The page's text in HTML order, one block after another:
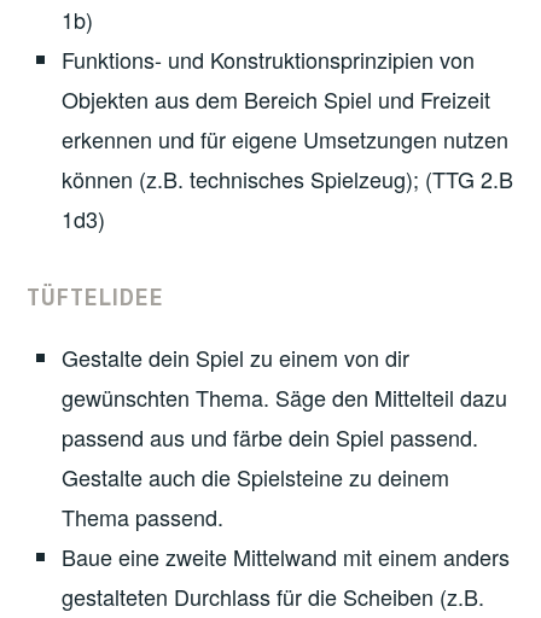
1b)
Funktions- und Konstruktionsprinzipien von
Objekten aus dem Bereich Spiel und Freizeit
erkennen und für eigene Umsetzungen nutzen
können (z.B. technisches Spielzeug); (TTG 2.B
1d3)
TÜFTELIDEE
Gestalte dein Spiel zu einem von dir
gewünschten Thema. Säge den Mittelteil dazu
passend aus und färbe dein Spiel passend.
Gestalte auch die Spielsteine zu deinem
Thema passend.
Baue eine zweite Mittelwand mit einem anders
gestalteten Durchlass für die Scheiben (z.B.